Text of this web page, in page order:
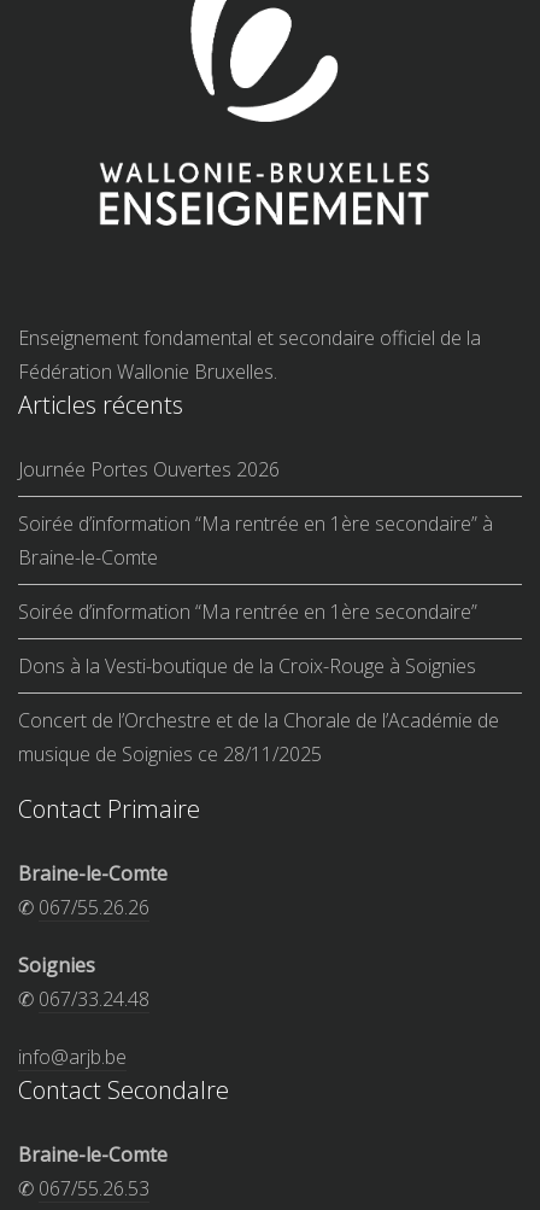
Enseignement fondamental et secondaire officiel de la
Fédération Wallonie Bruxelles.
Articles récents
Journée Portes Ouvertes 2026
Soirée d’information “Ma rentrée en 1ère secondaire” à
Braine-le-Comte
Soirée d’information “Ma rentrée en 1ère secondaire”
Dons à la Vesti-boutique de la Croix-Rouge à Soignies
Concert de l’Orchestre et de la Chorale de l’Académie de
musique de Soignies ce 28/11/2025
Contact Primaire
Braine-le-Comte
✆ 067/55.26.26
Soignies
✆ 067/33.24.48
info@arjb.be
Contact Secondalre
Braine-le-Comte
✆ 067/55.26.53